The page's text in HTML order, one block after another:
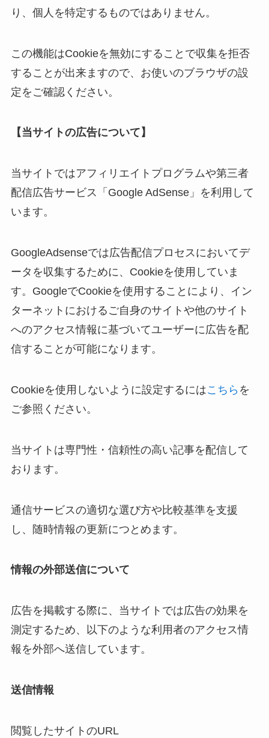
り、個人を特定するものではありません。
この機能はCookieを無効にすることで収集を拒否
することが出来ますので、お使いのブラウザの設
定をご確認ください。
【当サイトの広告について】
当サイトではアフィリエイトプログラムや第三者
配信広告サービス「Google AdSense」を利用して
います。
GoogleAdsenseでは広告配信プロセスにおいてデ
ータを収集するために、Cookieを使用していま
す。GoogleでCookieを使用することにより、イン
ターネットにおけるご自身のサイトや他のサイト
へのアクセス情報に基づいてユーザーに広告を配
信することが可能になります。
Cookieを使用しないように設定するにはこちら を
ご参照ください。
当サイトは専門性・信頼性の高い記事を配信して
おります。
通信サービスの適切な選び方や比較基準を支援
し、随時情報の更新につとめます。
情報の外部送信について
広告を掲載する際に、当サイトでは広告の効果を
測定するため、以下のような利用者のアクセス情
報を外部へ送信しています。
送信情報
閲覧したサイトのURL